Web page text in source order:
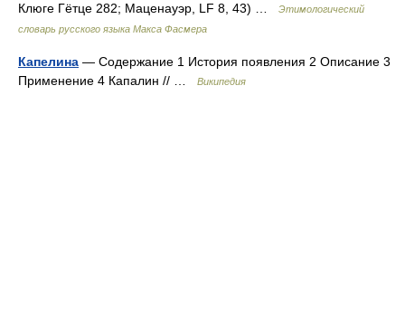
Клюге Гётце 282; Маценауэр, LF 8, 43) …
Этимологический
словарь русского языка Макса Фасмера
Капелина — Содержание 1 История появления 2 Описание 3
Применение 4 Капалин // …
Википедия